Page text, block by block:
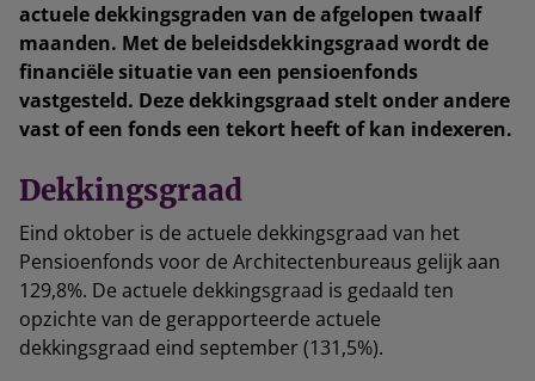
actuele dekkingsgraden van de afgelopen twaalf
maanden. Met de beleidsdekkingsgraad wordt de
financiële situatie van een pensioenfonds
vastgesteld. Deze dekkingsgraad stelt onder andere
vast of een fonds een tekort heeft of kan indexeren.
Dekkingsgraad
Eind oktober is de actuele dekkingsgraad van het
Pensioenfonds voor de Architectenbureaus gelijk aan
129,8%. De actuele dekkingsgraad is gedaald ten
opzichte van de gerapporteerde actuele
dekkingsgraad eind september (131,5%).